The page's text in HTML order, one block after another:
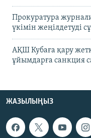
Прокуратура
үкімін жеңілдетуді
АҚШ Кубаға қару
ұйымдарға санкция
ЖАЗЫЛЫҢЫЗ